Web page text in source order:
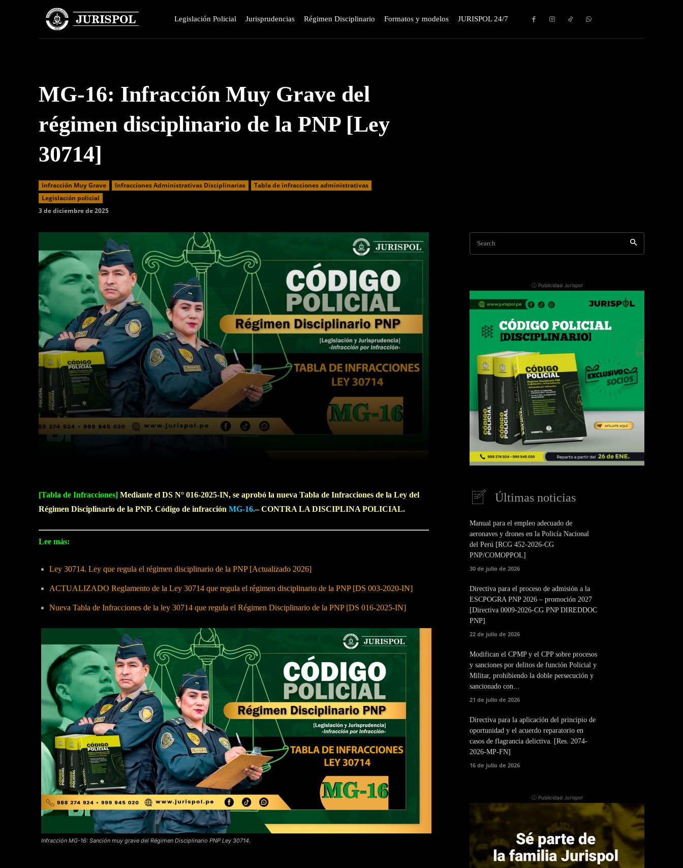
Legislación Policial Jurisprudencias Régimen Disciplinario Formatos y modelos JURISPOL 24/7
MG-16: Infracción Muy Grave del
régimen disciplinario de la PNP [Ley
30714]
Infracción Muy Grave Infracciones Administrativas Disciplinarias
⁠Tabla de infracciones administrativas
Legislación policial
3 de diciembre de 2025
[Tabla de Infracciones] Mediante el DS N° 016-2025-IN, se aprobó la nueva Tabla de Infracciones de la Ley del
Régimen Disciplinario de la PNP. Código de infracción MG-16.– CONTRA LA DISCIPLINA POLICIAL.
Lee más:
Ley 30714. Ley que regula el régimen disciplinario de la PNP [Actualizado 2026]
ACTUALIZADO Reglamento de la Ley 30714 que regula el régimen disciplinario de la PNP [DS 003-2020-IN]
Nueva Tabla de Infracciones de la ley 30714 que regula el Régimen Disciplinario de la PNP [DS 016-2025-IN]
Infracción MG-16: Sanción muy grave del Régimen Disciplinario PNP Ley 30714.
Search
ⓘ Publicidad Jurispol
Últimas noticias
Manual para el empleo adecuado de
aeronaves y drones en la Policía Nacional
del Perú [RCG 452-2026-CG
PNP/COMOPPOL]
30 de julio de 2026
Directiva para el proceso de admisión a la
ESCPOGRA PNP 2026 – promoción 2027
[Directiva 0009-2026-CG PNP DIREDDOC
PNP]
22 de julio de 2026
Modifican el CPMP y el CPP sobre procesos
y sanciones por delitos de función Policial y
Militar, prohibiendo la doble persecución y
sancionado con...
21 de julio de 2026
Directiva para la aplicación del principio de
oportunidad y el acuerdo reparatorio en
casos de flagrancia delictiva. [Res. 2074-
2026-MP-FN]
16 de julio de 2026
ⓘ Publicidad Jurispol